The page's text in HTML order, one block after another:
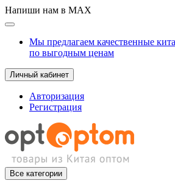
Напиши нам в MAX
Мы предлагаем качественные
по выгодным ценам
Личный кабинет
Авторизация
Регистрация
Все категории